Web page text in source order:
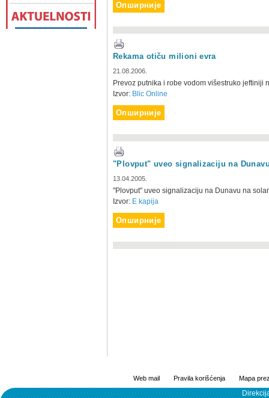
Опширније
Rekama otiču milioni evra
21.08.2006.
Prevoz putnika i robe vodom višestruko jeftiniji
Izvor: Blic Online
Опширније
"Plovput" uveo signalizaciju na
13.04.2005.
"Plovput" uveo signalizaciju na Dunavu na
Izvor: E kapija
Опширније
Web mail Pravila korišćenja Mapa